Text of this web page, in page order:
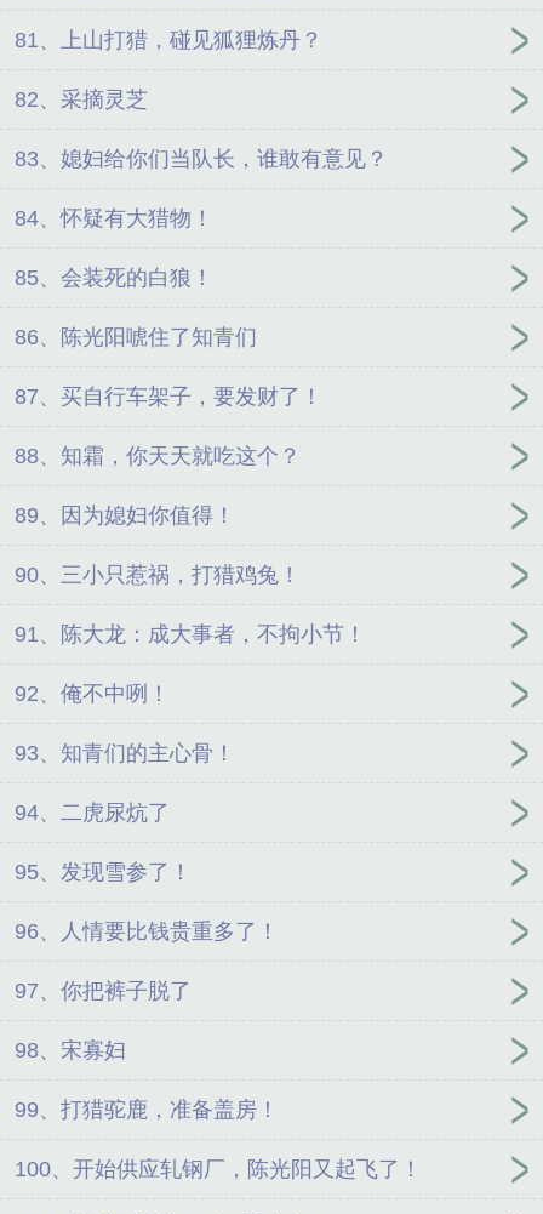
81、上山打猎，碰见狐狸炼丹？
82、采摘灵芝
83、媳妇给你们当队长，谁敢有意见？
84、怀疑有大猎物！
85、会装死的白狼！
86、陈光阳唬住了知青们
87、买自行车架子，要发财了！
88、知霜，你天天就吃这个？
89、因为媳妇你值得！
90、三小只惹祸，打猎鸡兔！
91、陈大龙：成大事者，不拘小节！
92、俺不中咧！
93、知青们的主心骨！
94、二虎尿炕了
95、发现雪参了！
96、人情要比钱贵重多了！
97、你把裤子脱了
98、宋寡妇
99、打猎驼鹿，准备盖房！
100、开始供应轧钢厂，陈光阳又起飞了！